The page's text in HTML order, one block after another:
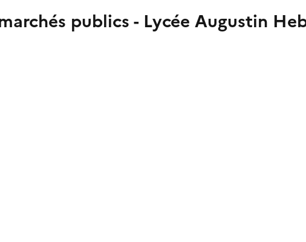
publics - Lycée Augustin